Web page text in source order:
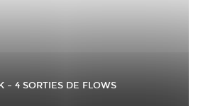
– 4 SORTIES DE FLOWS